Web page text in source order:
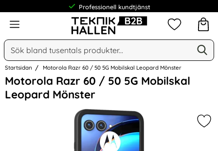
Professionell kundtjänst
Meny
Sök
Sök på Narse Group AB
Mina
Startsidan Motorola Razr 60 / 50 5G Mobilskal Leopard Mönster
Motorola Razr 60 / 50 5G Mobilskal
Leopard Mönster
Hoppa
över
Bilder